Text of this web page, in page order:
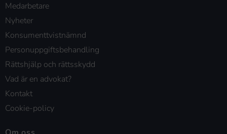
Medarbetare
Nyheter
Konsumenttvistnämnd
Personuppgiftsbehandling
Rättshjälp och rättsskydd
Vad är en advokat?
Kontakt
Cookie-policy